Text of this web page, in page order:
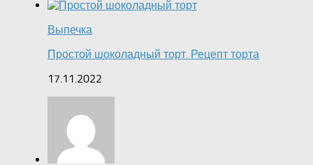
Выпечка
Простой шоколадный торт. Рецепт торта
17.11.2022